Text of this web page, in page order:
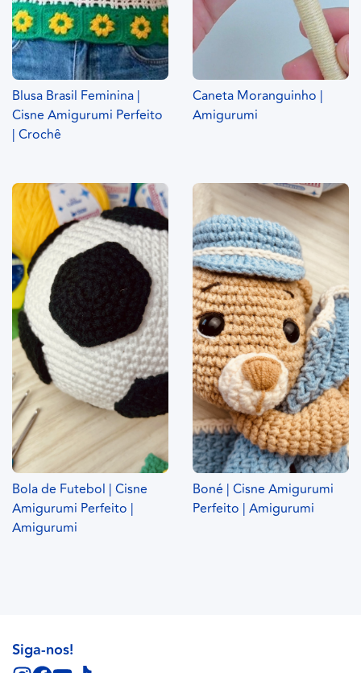
Blusa Brasil Feminina |
Cisne Amigurumi Perfeito
| Crochê
Caneta Moranguinho |
Amigurumi
Bola de Futebol | Cisne
Amigurumi Perfeito |
Amigurumi
Boné | Cisne Amigurumi
Perfeito | Amigurumi
Siga-nos!